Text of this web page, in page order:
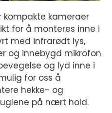
kompakte kameraer
for å monteres inne i
med infrarødt lys,
og innebygd mikrofon
og lyd inne i
for oss å
hekke- og
på nært hold.